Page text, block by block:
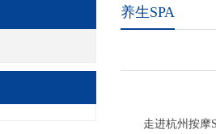
养生SPA
走进杭州按摩